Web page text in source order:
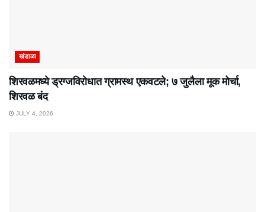
खंडाळा
शिरवळमध्ये ड्रग्जविरोधात ग्रामस्थ एकवटले; ७ जुलैला मूक मोर्चा,
शिरवळ बंद
JULY 4, 2026